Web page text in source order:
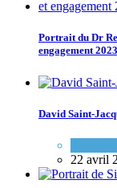
Portrait du Dr
engagement
David Saint-
22 avril